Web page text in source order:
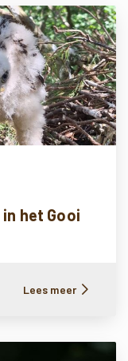
het Gooi
Lees meer